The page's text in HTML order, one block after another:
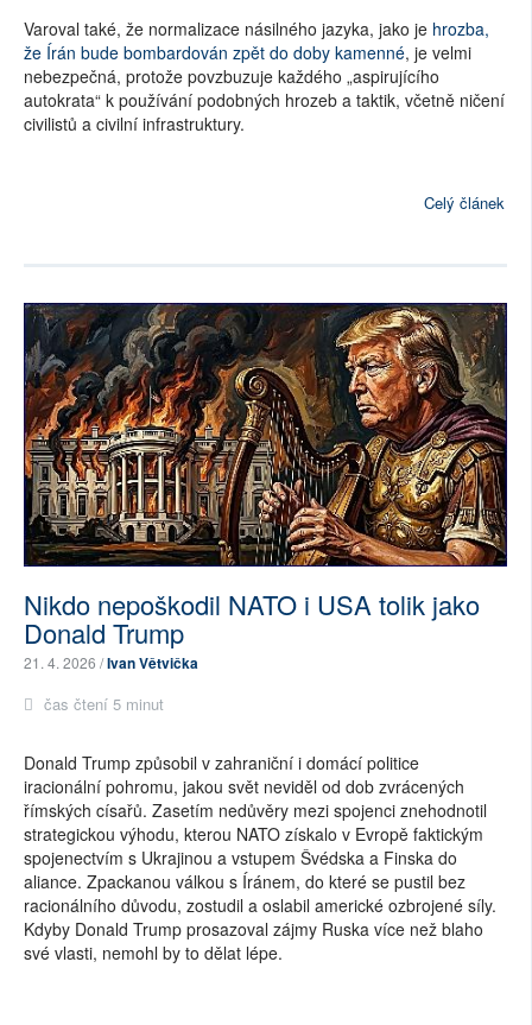
Varoval také, že normalizace násilného jazyka, jako je hrozba,
že Írán bude bombardován zpět do doby kamenné, je velmi
nebezpečná, protože povzbuzuje každého „aspirujícího
autokrata“ k používání podobných hrozeb a taktik, včetně ničení
civilistů a civilní infrastruktury.
Celý článek
Nikdo nepoškodil NATO i USA tolik jako
Donald Trump
21. 4. 2026 /Ivan Větvička
čas čtení 5 minut
Donald Trump způsobil v zahraniční i domácí politice
iracionální pohromu, jakou svět neviděl od dob zvrácených
římských císařů. Zasetím nedůvěry mezi spojenci znehodnotil
strategickou výhodu, kterou NATO získalo v Evropě faktickým
spojenectvím s Ukrajinou a vstupem Švédska a Finska do
aliance. Zpackanou válkou s Íránem, do které se pustil bez
racionálního důvodu, zostudil a oslabil americké ozbrojené síly.
Kdyby Donald Trump prosazoval zájmy Ruska více než blaho
své vlasti, nemohl by to dělat lépe.